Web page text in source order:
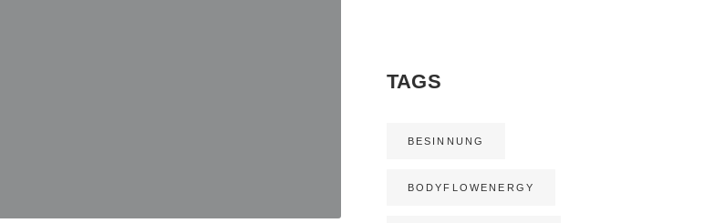
TAGS
BESINNUNG
BODYFLOWENERGY